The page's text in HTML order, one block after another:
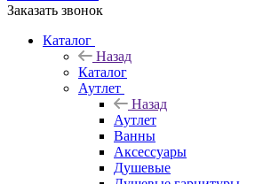
Заказать звонок
Каталог
Назад
Каталог
Аутлет
Назад
Аутлет
Ванны
Аксессуары
Душевые